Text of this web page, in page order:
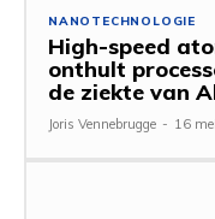
NANOTECHNOLOGIE
High-speed
onthult
de ziekte van
Joris Vennebrugge - 16